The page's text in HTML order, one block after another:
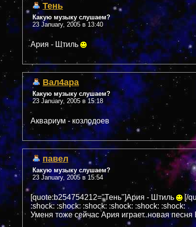
Тень
Какую музыку слушаем?
23 January, 2005 в 13:40
Ария - Штиль
Вал4ара
Какую музыку слушаем?
23 January, 2005 в 15:18
Аквариум - козлодоев
павел
Какую музыку слушаем?
23 January, 2005 в 15:54
[quote:b254754212="Тень"]Ария - Штиль
[/
:shock: :shock: :shock: :shock: :shock: :shock:
Уменя тоже сейчас Ария играет..новая